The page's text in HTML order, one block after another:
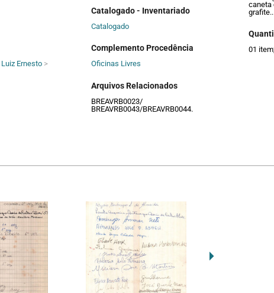
Luiz Ernesto >
Catalogado - Inventariado
Catalogado
Complemento Procedência
Oficinas Livres
Arquivos Relacionados
BREAVRB0023/
BREAVRB0043/BREAVRB0044.
caneta
01